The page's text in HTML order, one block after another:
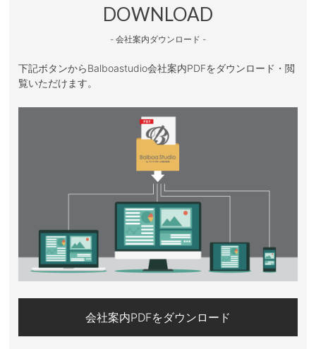
DOWNLOAD
- 会社案内ダウンロード -
下記ボタンからBalboastudio会社案内PDFをダウンロード・閲
覧いただけます。
会社案内PDFをダウンロード